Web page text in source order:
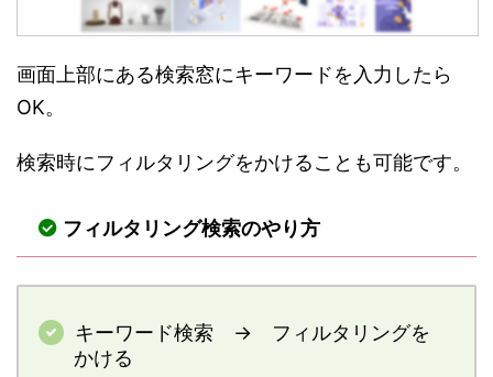
画面上部にある検索窓にキーワードを入力したら
OK。
検索時にフィルタリングをかけることも可能です。
フィルタリング検索のやり方
キーワード検索 → フィルタリングを
かける